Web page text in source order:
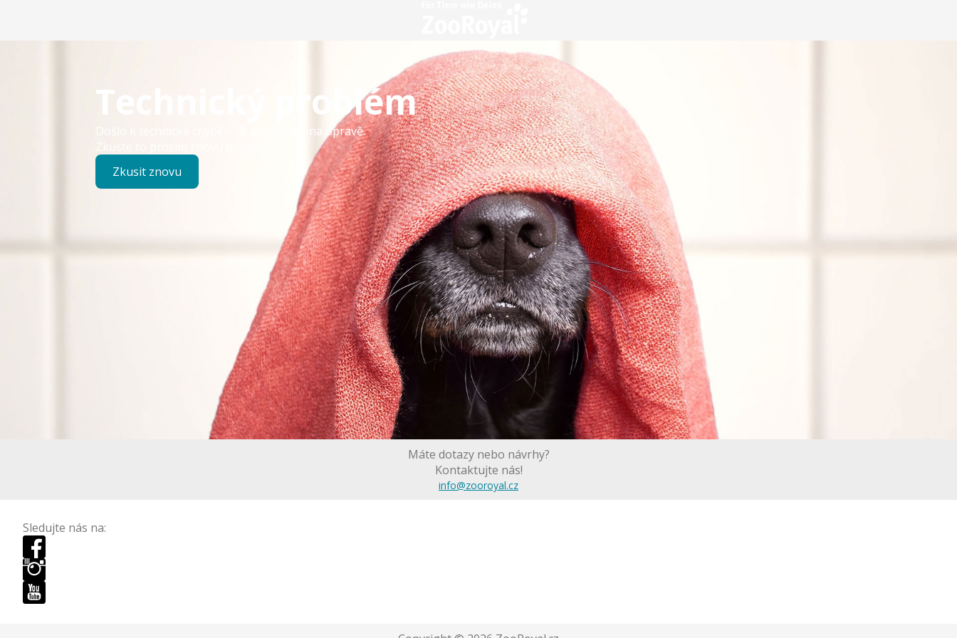
Technický problém
Došlo k technické chybě – již pracujeme na opravě.
Zkuste to prosím znovu později.
Zkusit znovu
Máte dotazy nebo návrhy?
Kontaktujte nás!
info@zooroyal.cz
Sledujte nás na: